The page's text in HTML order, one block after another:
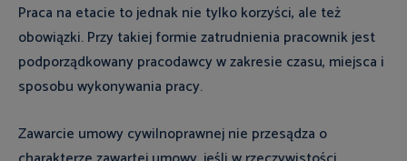
Praca na etacie to jednak nie tylko korzyści, ale też
obowiązki. Przy takiej formie zatrudnienia pracownik jest
podporządkowany pracodawcy w zakresie czasu, miejsca i
sposobu wykonywania pracy.
Zawarcie umowy cywilnoprawnej nie przesądza o